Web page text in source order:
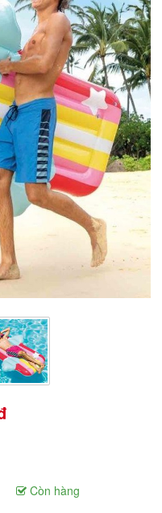
Còn hàng